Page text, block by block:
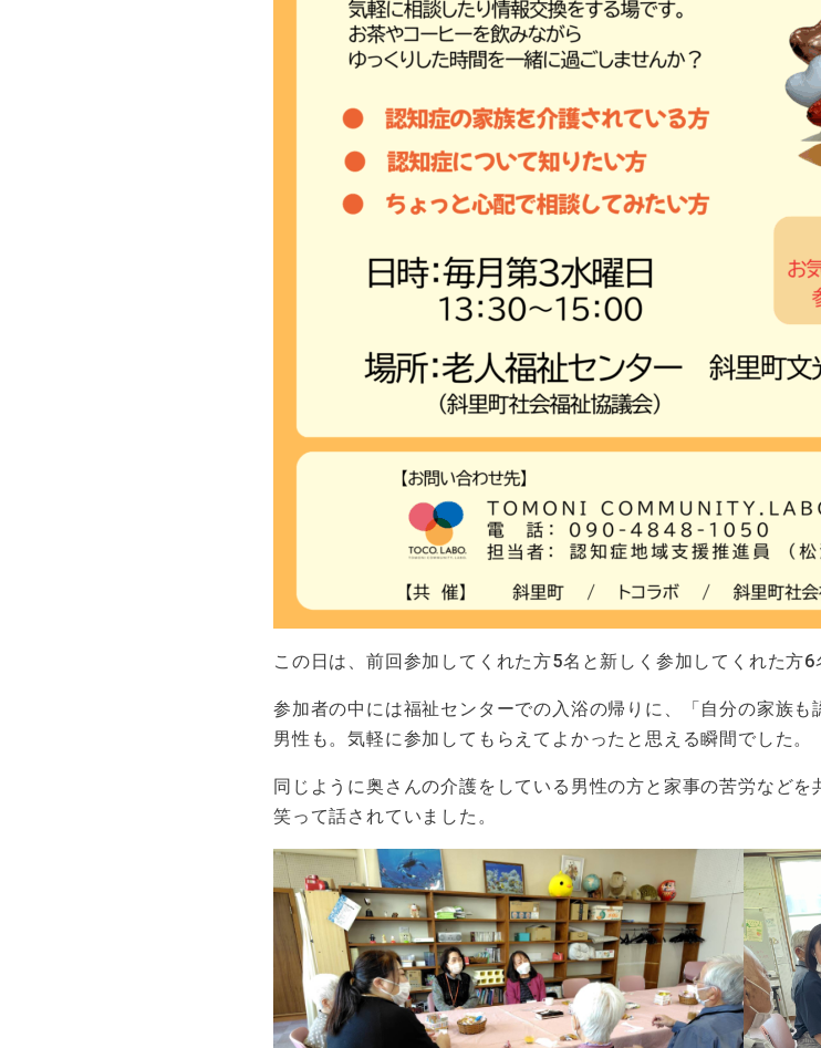
この日は、前回参加してくれた方5名と新しく参加してくれた方6
参加者の中には福祉センターでの入浴の帰りに、「自分の家族
男性も。気軽に参加してもらえてよかったと思える瞬間でした。
同じように奥さんの介護をしている男性の方と家事の苦労など
笑って話されていました。